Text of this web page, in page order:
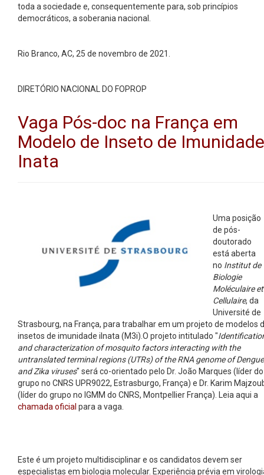
toda a sociedade e, consequentemente para, sob princípios
democráticos, a soberania nacional.
Rio Branco, AC, 25 de novembro de 2021.
DIRETÓRIO NACIONAL DO FOPROP
Vaga Pós-doc na França em
Modelo de Inseto de Imunidade
Inata
Uma posição
de pós-
doutorado
está aberta
no Institut de
Biologie
Moléculaire et
Cellulaire, da
Université de
Strasbourg, na França, para trabalhar em um projeto de modelos
insetos de imunidade iInata (M3i).O projeto intitulado "
and characterization of mosquito factors interacting with the
untranslated terminal regions (UTRs) of the RNA genome of Dengue
and Zika viruses" será co-orientado pelo Dr. João Marques (líder do
grupo no CNRS UPR9022, Estrasburgo, França) e Dr. Karim
(líder do grupo no IGMM do CNRS, Montpellier França). Leia aqui a
chamada oficial para a vaga.
Este é um projeto multidisciplinar e os candidatos devem ser
especialistas em biologia molecular. Experiência prévia em